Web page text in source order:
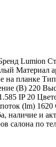
Lumion
Материал
на планке
(В) 220
IP 20
(lm)
наличие и
салона по